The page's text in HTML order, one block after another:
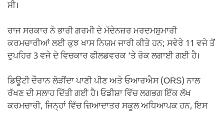
ਸੀ।
ਰਾਜ ਸਰਕਾਰ ਨੇ ਭਾਰੀ ਗਰਮੀ ਦੇ ਮੱਦੇਨਜ਼ਰ ਮਰਦਮਸ਼ੁਮਾਰੀ
ਕਰਮਚਾਰੀਆਂ ਲਈ ਕੁਝ ਖਾਸ ਨਿਯਮ ਜਾਰੀ ਕੀਤੇ ਹਨ; ਸਵੇਰੇ 11 ਵਜੇ ਤੋਂ
ਦੁਪਹਿਰ 3 ਵਜੇ ਦੇ ਵਿਚਕਾਰ ਫੀਲਡਵਰਕ ‘ਤੇ ਰੋਕ ਲਗਾਈ ਗਈ ਹੈ।
ਡਿਊਟੀ ਦੌਰਾਨ ਲੋੜੀਂਦਾ ਪਾਣੀ ਪੀਣ ਅਤੇ ਓਆਰਐਸ (ORS) ਨਾਲ
ਰੱਖਣ ਦੀ ਸਲਾਹ ਦਿੱਤੀ ਗਈ ਹੈ। ਓਡੀਸ਼ਾ ਵਿੱਚ ਲਗਭਗ ਇੱਕ ਲੱਖ
ਕਰਮਚਾਰੀ, ਜਿਨ੍ਹਾਂ ਵਿੱਚ ਜ਼ਿਆਦਾਤਰ ਸਕੂਲ ਅਧਿਆਪਕ ਹਨ, ਇਸ